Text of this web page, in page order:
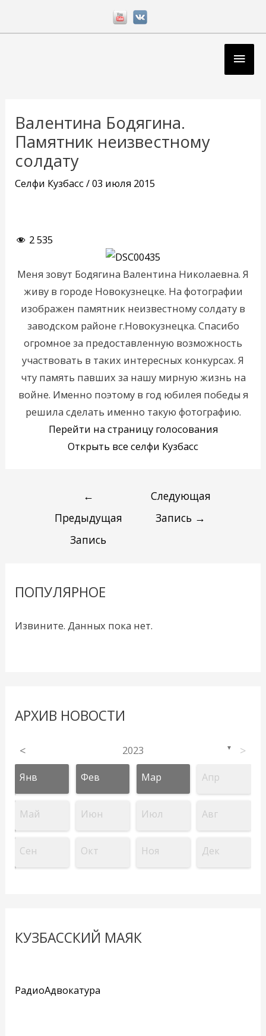
Валентина Бодягина.
Памятник неизвестному
солдату
Селфи Кузбасс/03 июля 2015
2 535
Меня зовут Бодягина Валентина Николаевна. Я
живу в городе Новокузнецке. На фотографии
изображен памятник неизвестному солдату в
заводском районе г.Новокузнецка. Cпасибо
огромное за предоставленную возможность
участвовать в таких интересных конкурсах. Я
чту память павших за нашу мирную жизнь на
войне. Именно поэтому в год юбилея победы я
решила сделать именно такую фотографию.
Перейти на страницу голосования
Открыть все селфи Кузбасс
записям
←
Предыдущая
Запись
Следующая
Запись →
ПОПУЛЯРНОЕ
Извините. Данных пока нет.
АРХИВ НОВОСТИ
< 2023 ▼ >
Янв Фев Мар Апр
Май Июн Июл Авг
Сен Окт Ноя Дек
КУЗБАССКИЙ МАЯК
РадиоАдвокатура